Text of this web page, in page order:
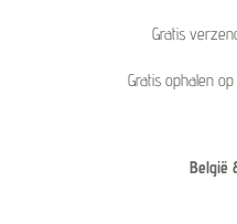
Gratis
Gratis ophalen
België